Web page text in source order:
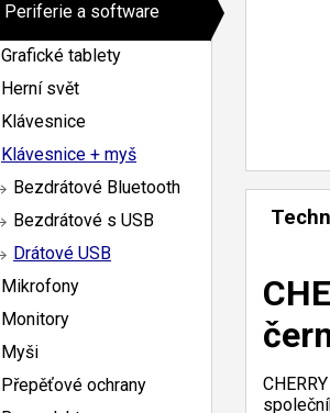
Periferie a software
Grafické tablety
Herní svět
Klávesnice
Klávesnice + myš
Bezdrátové Bluetooth
Bezdrátové s USB
Drátové USB
Mikrofony
Monitory
Myši
Přepěťové ochrany